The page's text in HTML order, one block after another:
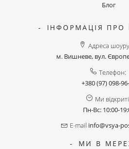
Блог
ІНФОРМАЦІЯ ПРО
Адреса
м. Вишневе, вул.
Телефон:
+380 (97) 098-
Ми
Пн-Вс: 10:00-
E-mail info@vsya-
МИ В